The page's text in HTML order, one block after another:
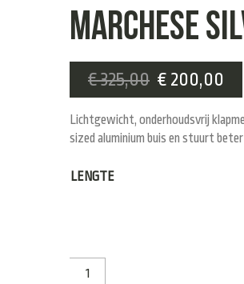
Marchese
€325,00 € 200,00
Lichtgewicht, onderhoudsvrij
sized aluminium buis en stuurt
LENGTE